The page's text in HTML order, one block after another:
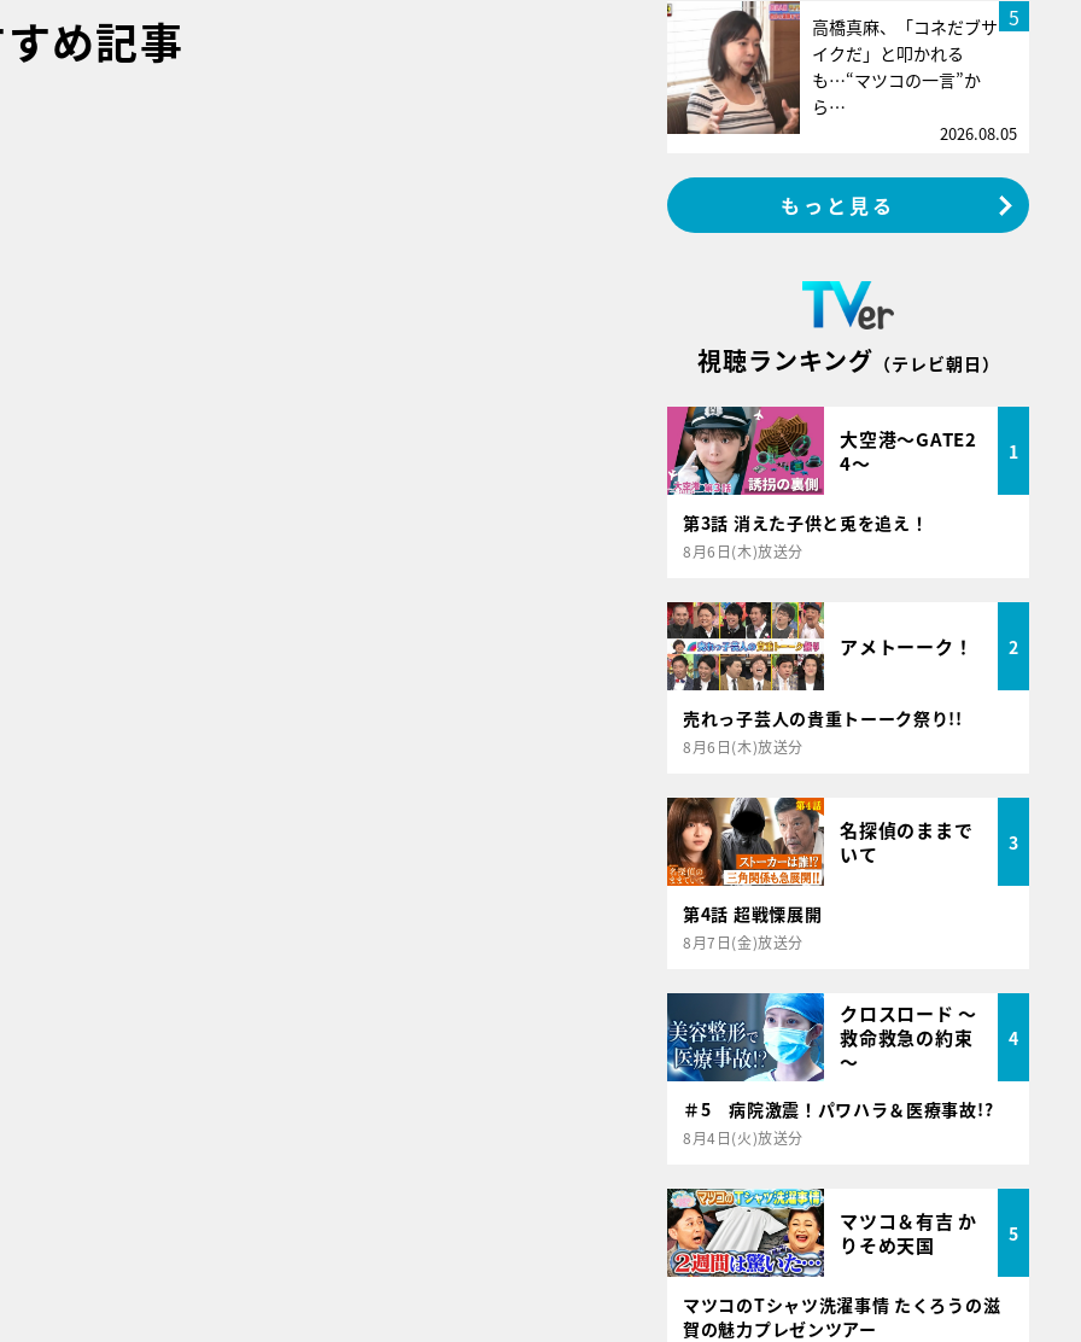
め記事 5
高橋真麻、「コネだブサ
イクだ」と叩かれる
も…“マツコの一言”か
ら…
2026.08.05
もっと見る
視聴ランキング （テレビ朝日）
大空港～GATE2
4～
1
第3話 消えた子供と兎を追え！
8月6日(木)放送分
アメトーーク！ 2
売れっ子芸人の貴重トーーク祭り!!
8月6日(木)放送分
名探偵のままで
いて
3
第4話 超戦慄展開
8月7日(金)放送分
クロスロード ～
救命救急の約束
～
4
＃5 病院激震！パワハラ＆医療事故!?
8月4日(火)放送分
マツコ＆有吉 か
りそめ天国
5
マツコのTシャツ洗濯事情 たくろうの滋
賀の魅力プレゼンツアー